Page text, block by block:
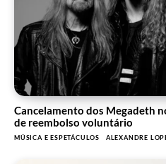
Cancelamento dos Megadeth
de reembolso voluntário
MÚSICA E ESPETÁCULOS ALEXANDRE